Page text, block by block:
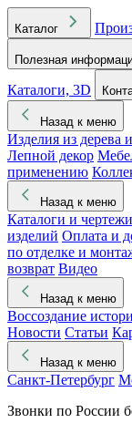
Каталог
Полезная
Каталоги, 3D
Назад к меню
Изделия из
Лепной декор
применению
Назад к меню
Каталоги и чертежи
изделий Оплата и
по отделке и
возврат Видео
Назад к меню
Воссоздание
Новости Статьи
Назад к меню
Санкт-Петербург
Звонки по России